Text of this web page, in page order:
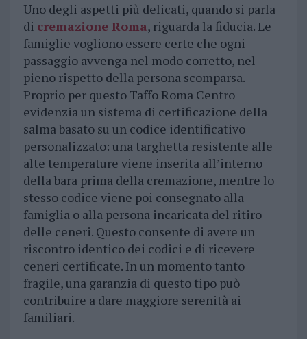
Uno degli aspetti più delicati, quando si parla
di cremazione Roma, riguarda la fiducia. Le
famiglie vogliono essere certe che ogni
passaggio avvenga nel modo corretto, nel
pieno rispetto della persona scomparsa.
Proprio per questo Taffo Roma Centro
evidenzia un sistema di certificazione della
salma basato su un codice identificativo
personalizzato: una targhetta resistente alle
alte temperature viene inserita all’interno
della bara prima della cremazione, mentre lo
stesso codice viene poi consegnato alla
famiglia o alla persona incaricata del ritiro
delle ceneri. Questo consente di avere un
riscontro identico dei codici e di ricevere
ceneri certificate. In un momento tanto
fragile, una garanzia di questo tipo può
contribuire a dare maggiore serenità ai
familiari.